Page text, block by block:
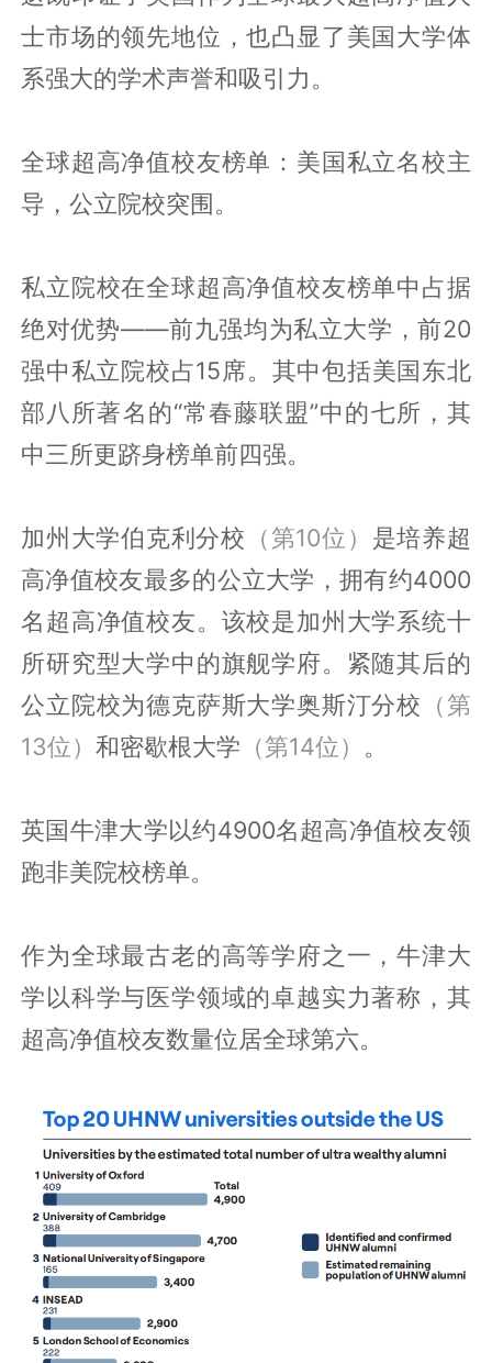
士市场的领先地位，也凸显了美国大学体
系强大的学术声誉和吸引力。
全球超高净值校友榜单：美国私立名校主
导，公立院校突围。
私立院校在全球超高净值校友榜单中占据
绝对优势——前九强均为私立大学，前20
强中私立院校占15席。其中包括美国东北
部八所著名的“常春藤联盟”中的七所，其
中三所更跻身榜单前四强。
加州大学伯克利分校 （第10位） 是培养超
高净值校友最多的公立大学，拥有约4000
名超高净值校友。该校是加州大学系统十
所研究型大学中的旗舰学府。紧随其后的
公立院校为德克萨斯大学奥斯汀分校 （第
13位）和密歇根大学 （第14位） 。
英国牛津大学以约4900名超高净值校友领
跑非美院校榜单。
作为全球最古老的高等学府之一，牛津大
学以科学与医学领域的卓越实力著称，其
超高净值校友数量位居全球第六。